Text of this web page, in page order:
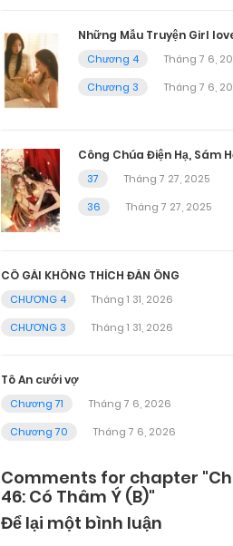
Những Mẫu Truyện Girl
Chương 4
Tháng 7 6,
Chương 3
Tháng 7 6,
Công Chúa Điện Hạ, Sám
37
Tháng 7 27, 2025
36
Tháng 7 27, 2025
CÔ GÁI KHÔNG THÍCH ĐÀN ÔNG
CHƯƠNG 4
Tháng 1 31, 2026
CHƯƠNG 3
Tháng 1 31, 2026
Tô An cưới vợ
Chương 71
Tháng 7 6, 2026
Chương 70
Tháng 7 6, 2026
Comments for chapter
46: Có Thâm Ý (B)"
Để lại một bình luận